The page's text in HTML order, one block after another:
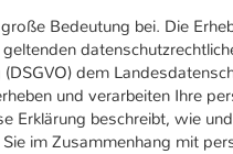
Bedeutung bei. Die
dem
und verarbeiten Ihre
Erklärung beschreibt, wie
im Zusammenhang mit